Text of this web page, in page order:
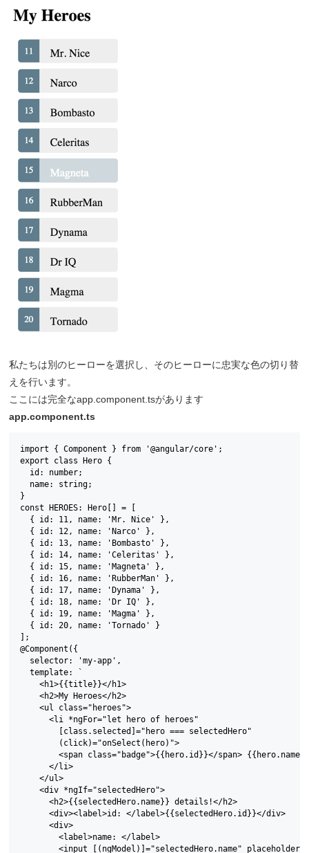
私たちは別のヒーローを選択し、そのヒーローに忠実な色の切り替
えを行います。
ここには完全なapp.component.tsがあります
app.component.ts
import { Component } from '@angular/core';
export class Hero {
  id: number;
  name: string;
}
const HEROES: Hero[] = [
  { id: 11, name: 'Mr. Nice' },
  { id: 12, name: 'Narco' },
  { id: 13, name: 'Bombasto' },
  { id: 14, name: 'Celeritas' },
  { id: 15, name: 'Magneta' },
  { id: 16, name: 'RubberMan' },
  { id: 17, name: 'Dynama' },
  { id: 18, name: 'Dr IQ' },
  { id: 19, name: 'Magma' },
  { id: 20, name: 'Tornado' }
];
@Component({
  selector: 'my-app',
  template: `
    <h1>{{title}}</h1>
    <h2>My Heroes</h2>
    <ul class="heroes">
      <li *ngFor="let hero of heroes"
        [class.selected]="hero === selectedHero"
        (click)="onSelect(hero)">
        <span class="badge">{{hero.id}}</span> {{hero.name}}
      </li>
    </ul>
    <div *ngIf="selectedHero">
      <h2>{{selectedHero.name}} details!</h2>
      <div><label>id: </label>{{selectedHero.id}}</div>
      <div>
        <label>name: </label>
<input [(ngModel)]="selectedHero.name"